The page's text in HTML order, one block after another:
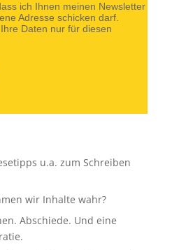
ich Ihnen meinen Newsletter
Adresse schicken darf.
Daten nur für diesen
u.a. zum Schreiben
wir Inhalte wahr?
Abschiede. Und eine